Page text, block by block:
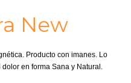
New
Producto con imanes. Lo
en forma Sana y Natural.